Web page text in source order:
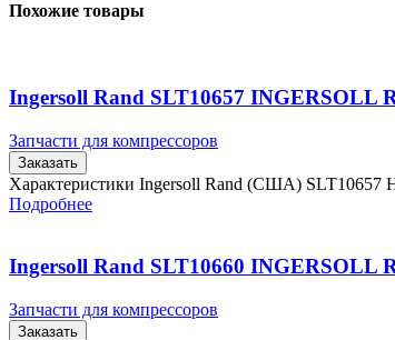
Похожие товары
Ingersoll Rand SLT10657 INGERSOLL
Запчасти для компрессоров
Заказать
Характеристики Ingersoll Rand (США) SLT10657
Подробнее
Ingersoll Rand SLT10660 INGERSOLL
Запчасти для компрессоров
Заказать